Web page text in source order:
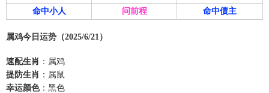
命中小人
问前程 命中债主
属鸡今日运势（2025/6/21）
速配生肖 ：属鸡
提防生肖 ：属鼠
幸运颜色：黑色